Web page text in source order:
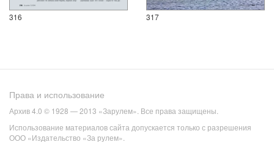
316 317
Права и использование
Архив 4.0 © 1928 — 2013 «Зарулем». Все права защищены.
Использование материалов сайта допускается только с разрешения
ООО «Издательство «За рулем».